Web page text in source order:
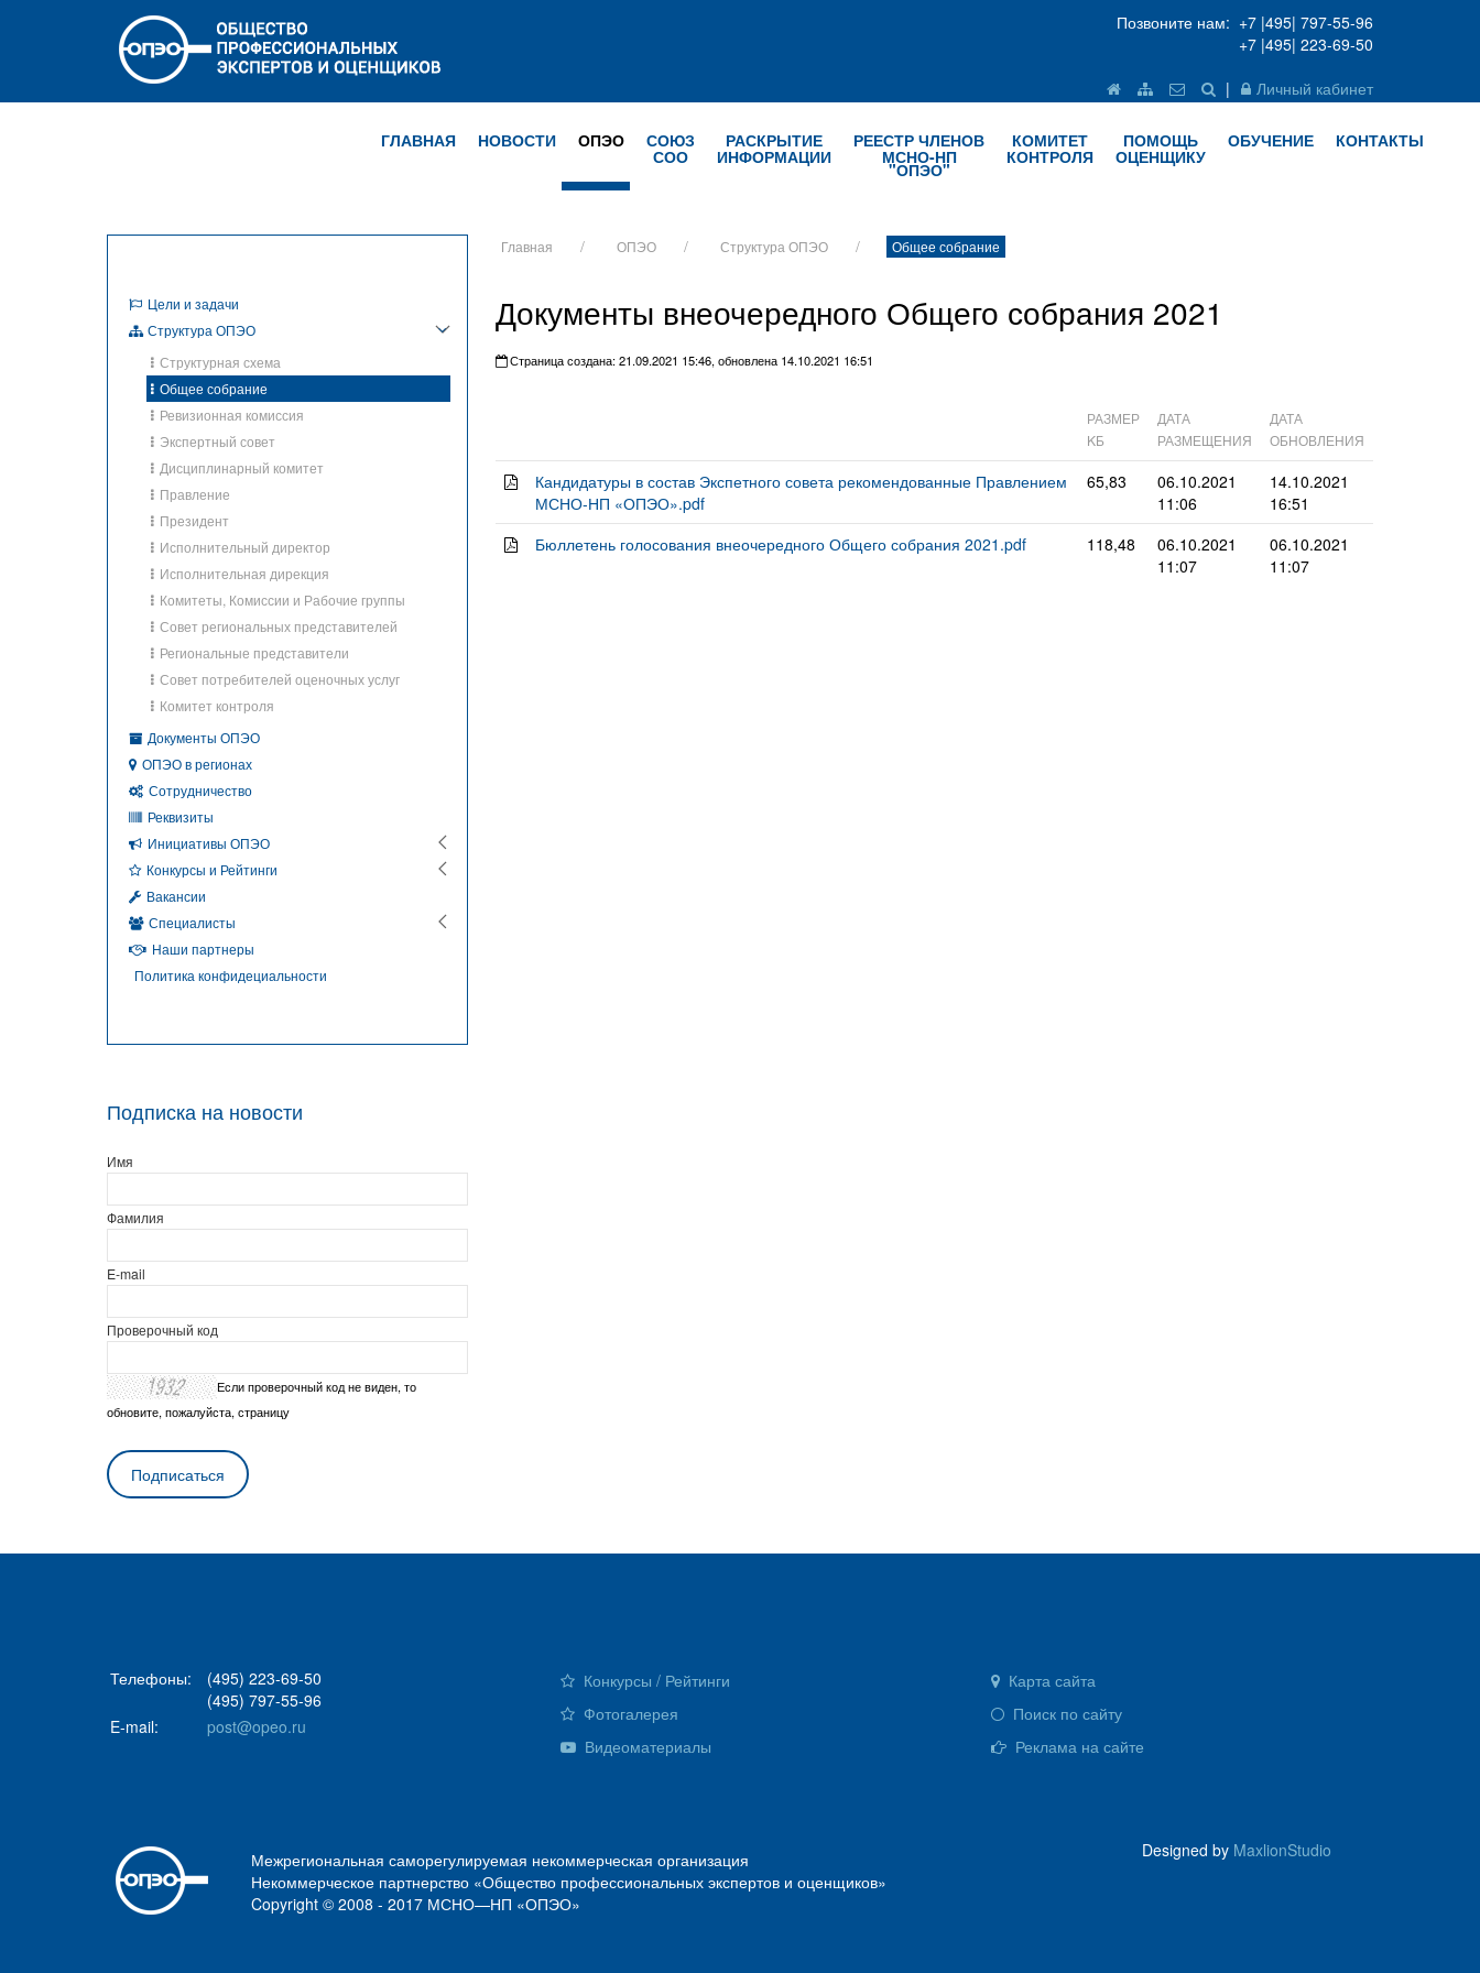
Позвоните нам: +7 |495| 797-55-96
+7 |495| 223-69-50
|
Личный кабинет
ГЛАВНАЯ НОВОСТИ ОПЭО СОЮЗ
СОО
РАСКРЫТИЕ
ИНФОРМАЦИИ
РЕЕСТР ЧЛЕНОВ
МСНО-НП
"ОПЭО"
КОМИТЕТ
КОНТРОЛЯ
ПОМОЩЬ
ОЦЕНЩИКУ
ОБУЧЕНИЕ КОНТАКТЫ
Главная ОПЭО Структура ОПЭО Общее собрание
Документы внеочередного Общего собрания 2021
Страница создана: 21.09.2021 15:46, обновлена 14.10.2021 16:51
РАЗМЕР
KБ
ДАТА
РАЗМЕЩЕНИЯ
ДАТА
ОБНОВЛЕНИЯ
Кандидатуры в состав Экспетного совета рекомендованные Правлением
МСНО-НП «ОПЭО».pdf
65,83
06.10.2021
11:06
14.10.2021
16:51
Бюллетень голосования внеочередного Общего собрания 2021.pdf
118,48
06.10.2021
11:07
06.10.2021
11:07
Цели и задачи
Структура ОПЭО
Структурная схема
Общее собрание
Ревизионная комиссия
Экспертный совет
Дисциплинарный комитет
Правление
Президент
Исполнительный директор
Исполнительная дирекция
Комитеты, Комиссии и Рабочие группы
Совет региональных представителей
Региональные представители
Совет потребителей оценочных услуг
Комитет контроля
Документы ОПЭО
ОПЭО в регионах
Сотрудничество
Реквизиты
Инициативы ОПЭО
Конкурсы и Рейтинги
Вакансии
Специалисты
Наши партнеры
Политика конфидециальности
Подписка на новости
Имя
Фамилия
E-mail
Проверочный код
Если проверочный код не виден, то
обновите, пожалуйста, страницу
Телефоны:
(495) 223-69-50
(495) 797-55-96
E-mail:
post@opeo.ru
Конкурсы / Рейтинги
Фотогалерея
Видеоматериалы
Карта сайта
Поиск по сайту
Реклама на сайте
Межрегиональная саморегулируемая некоммерческая организация
Некоммерческое партнерство «Общество профессиональных экспертов и оценщиков»
Copyright © 2008 - 2017 МСНО—НП «ОПЭО»
Designed by MaxlionStudio